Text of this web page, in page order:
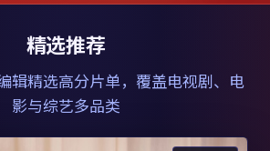
精选推荐
辑精选高分片单，覆盖电视剧、电
影与综艺多品类